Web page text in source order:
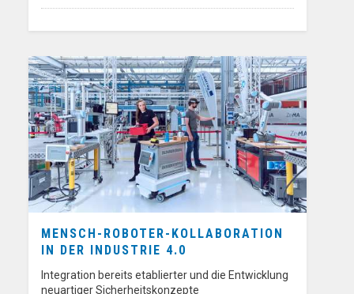
MENSCH-ROBOTER-KOLLABORATION
IN DER INDUSTRIE 4.0
Integration bereits etablierter und die Entwicklung
neuartiger Sicherheitskonzepte